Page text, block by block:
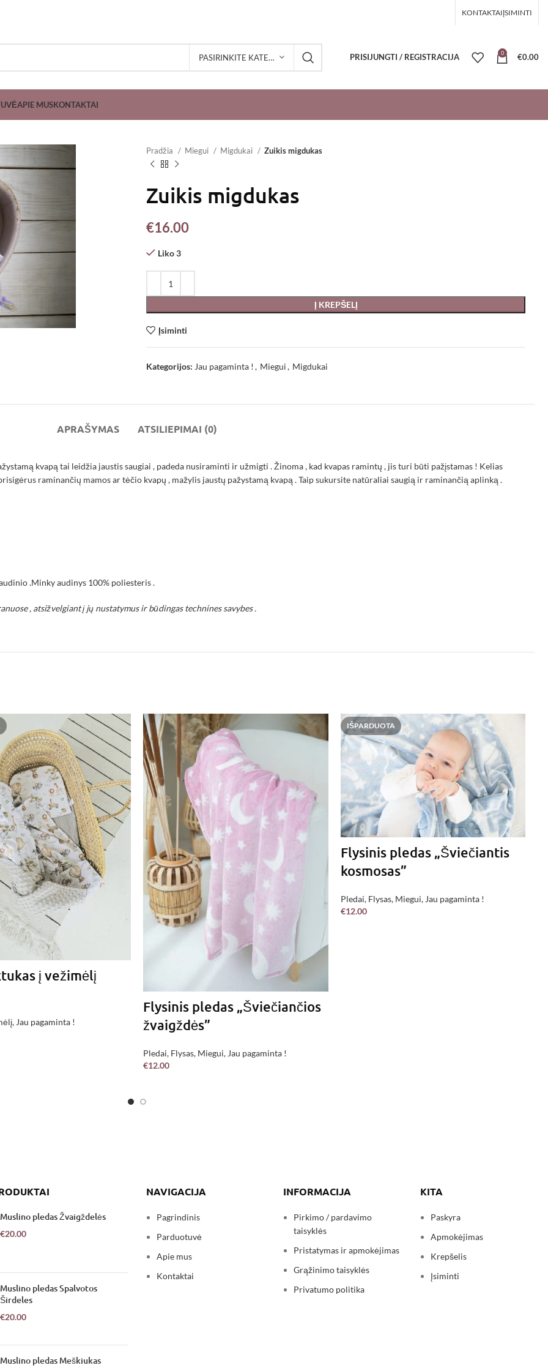
KONTAKTAIĮSIMINTI
PASIRINKITE KATEGORIJĄ PRISIJUNGTI / REGISTRACIJA 0 €0.00
APIE MUSKONTAKTAI
Pradžia Miegui Migdukai Zuikis migdukas
Zuikis migdukas
€16.00
Liko 3
Į KREPŠELĮ
Įsiminti
Kategorijos: Jau pagaminta ! , Miegui, Migdukai
APRAŠYMAS ATSILIEPIMAI (0)
kvapą tai leidžia jaustis saugiai , padeda nusiraminti ir užmigti . Žinoma , kad kvapas ramintų , jis turi būti pažįstamas ! Kelias
raminančių mamos ar tėčio kvapų , mažylis jaustų pažystamą kvapą . Taip sukursite natūraliai saugią ir raminančią aplinką .
.Minky audinys 100% poliesteris .
, atsižvelgiant į jų nustatymus ir būdingas technines savybes .
į vežimėlį
, Jau pagaminta !
Flysinis pledas „Šviečiančios
žvaigždės”
Pledai, Flysas, Miegui, Jau pagaminta !
€12.00
IŠPARDUOTA
Flysinis pledas „Šviečiantis
kosmosas”
Pledai, Flysas, Miegui, Jau pagaminta !
€12.00
Muslino pledas Žvaigždelės
€20.00
Muslino pledas Spalvotos
Širdeles
€20.00
Muslino pledas Meškiukas
NAVIGACIJA
Pagrindinis
Parduotuvė
Apie mus
Kontaktai
INFORMACIJA
Pirkimo / pardavimo
taisyklės
Pristatymas ir apmokėjimas
Grąžinimo taisyklės
Privatumo politika
KITA
Paskyra
Apmokėjimas
Krepšelis
Įsiminti